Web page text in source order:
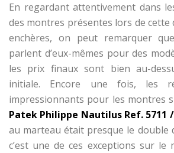
En regardant attentivement dans
des montres présentes lors de cette
enchères, on peut remarquer
parlent d’eux-mêmes pour des
les prix finaux sont bien au-
initiale. Encore une fois, les
impressionnants pour les montres
Patek Philippe Nautilus Ref. 5711
au marteau était presque le double
c’est une de ces exceptions sur le